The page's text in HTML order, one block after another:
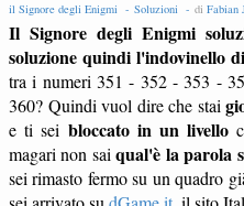
il Signore degli Enigmi - Soluzioni - di Fabian
Il Signore degli Enigmi
soluzione quindi l'indovinello
tra i numeri 351 - 352 - 353 -
360? Quindi vuol dire che stai
e ti sei bloccato in un livello
magari non saiqual'è la parola
sei rimasto fermo su un quadro